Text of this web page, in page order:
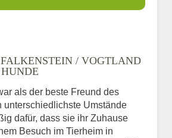
Mail*
/ VOGTLAND
als der beste Freund des
unterschiedlichste Umstände
dafür, dass sie ihr Zuhause
Besuch im Tierheim in